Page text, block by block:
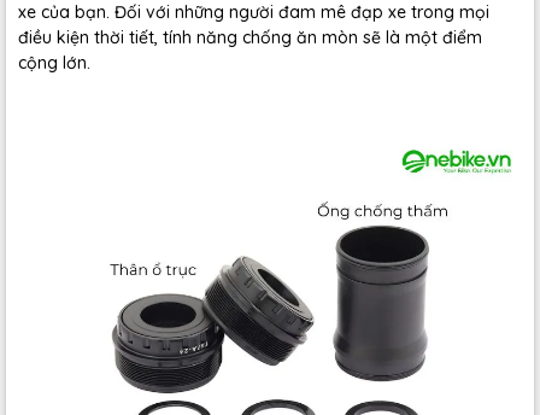
xe của bạn. Đối với những người đam mê đạp xe trong mọi
điều kiện thời tiết, tính năng chống ăn mòn sẽ là một điểm
cộng lớn.